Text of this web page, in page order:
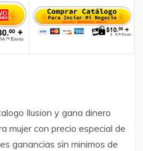
Ilusion y gana dinero
mujer con precio especial de
ganancias sin minimos de